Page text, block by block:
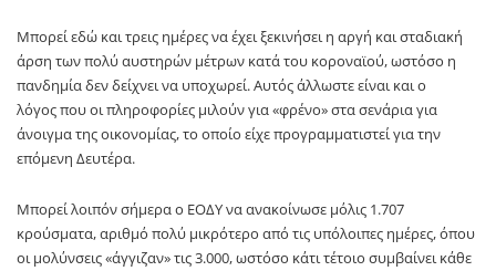
Μπορεί εδώ και τρεις ημέρες να έχει ξεκινήσει η αργή και σταδιακή
άρση των πολύ αυστηρών μέτρων κατά του κοροναϊού, ωστόσο η
πανδημία δεν δείχνει να υποχωρεί. Αυτός άλλωστε είναι και ο
λόγος που οι πληροφορίες μιλούν για «φρένο» στα σενάρια για
άνοιγμα της οικονομίας, το οποίο είχε προγραμματιστεί για την
επόμενη Δευτέρα.
Μπορεί λοιπόν σήμερα ο ΕΟΔΥ να ανακοίνωσε μόλις 1.707
κρούσματα, αριθμό πολύ μικρότερο από τις υπόλοιπες ημέρες, όπου
οι μολύνσεις «άγγιζαν» τις 3.000, ωστόσο κάτι τέτοιο συμβαίνει κάθε